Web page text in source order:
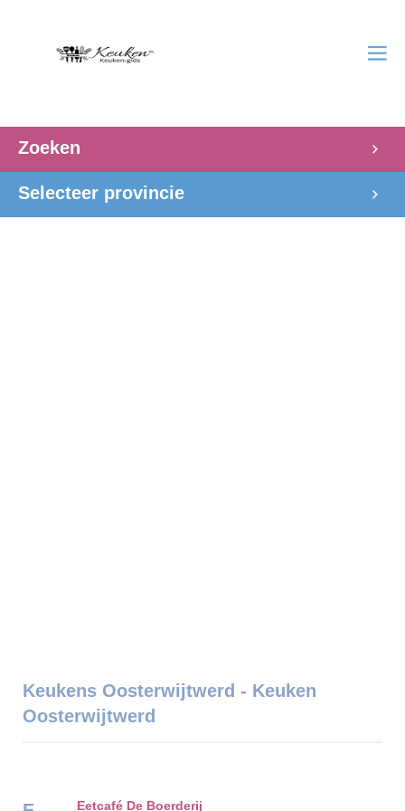
Zoeken
Selecteer provincie
Keukens Oosterwijtwerd - Keuken
Oosterwijtwerd
Eetcafé De Boerderij